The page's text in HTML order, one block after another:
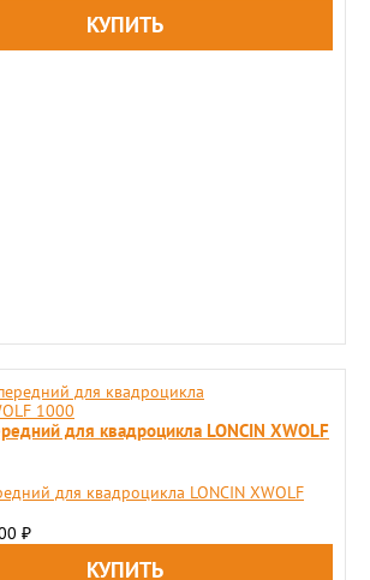
для квадроцикла LONCIN XWOLF
для квадроцикла LONCIN XWOLF
₽